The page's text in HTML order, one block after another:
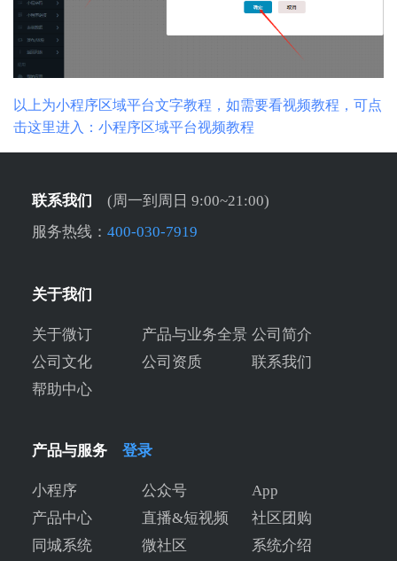
以上为小程序区域平台文字教程，如需要看视频教程，可点
击这里进入：小程序区域平台视频教程
联系我们
(周一到周日 9:00~21:00)
服务热线： 400-030-7919
关于我们
关于微订 产品与业务全景 公司简介
公司文化
公司资质
联系我们
帮助中心
产品与服务 登录
小程序 公众号
App
产品中心
直播&短视频
社区团购
同城系统
微社区 系统介绍